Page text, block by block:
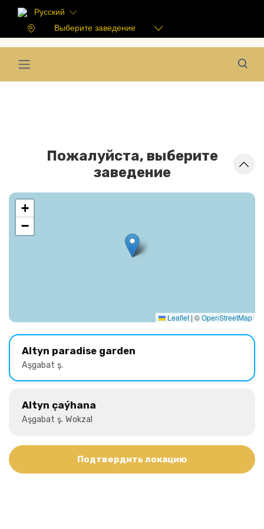
Русский
Выберите заведение
Пожалуйста, выберите
заведение
+
−
Leaflet | ©OpenStreetMap
Altyn paradise garden
Aşgabat ş.
Altyn çaýhana
Aşgabat ş. Wokzal
Подтвердить локацию